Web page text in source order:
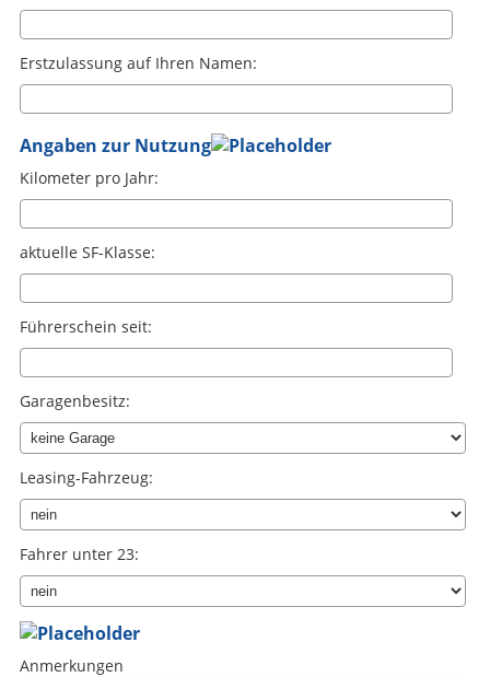
Erstzulassung auf Ihren Namen:
Angaben zur Nutzung
Kilometer pro Jahr:
aktuelle SF-Klasse:
Führerschein seit:
Garagenbesitz:
Leasing-Fahrzeug:
Fahrer unter 23:
Anmerkungen